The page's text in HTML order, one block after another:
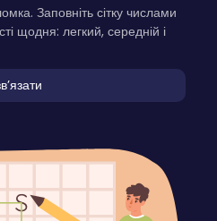
Заповніть сітку числами
щодня: легкий, середній і